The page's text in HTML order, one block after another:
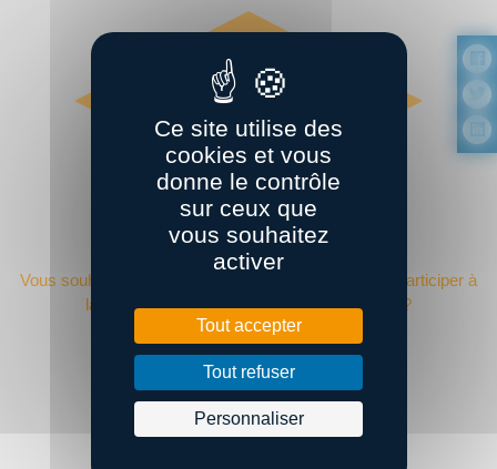
DEVENIR ADHÉRENT ?
Vous souhaitez adhérer à Bretagne Supply Chain et participer à
la performance de la supply chain régionale ?
Devenir adhérent
Ce site utilise des
cookies et vous
donne le contrôle
sur ceux que
vous souhaitez
activer
Tout accepter
Tout refuser
Personnaliser